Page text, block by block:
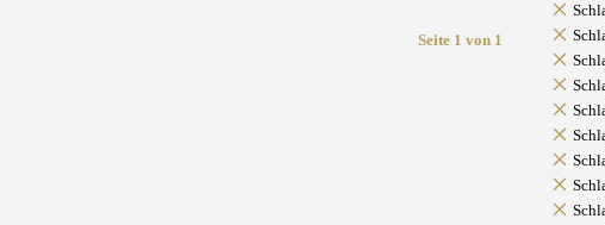
Seite 1 von 1